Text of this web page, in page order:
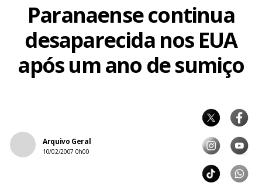
Paranaense continua
desaparecida nos EUA
após um ano de sumiço
Arquivo Geral
10/02/2007 0h00